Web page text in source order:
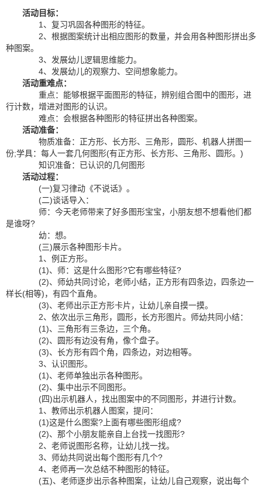
活动目标：
1、复习巩固各种图形的特征。
2、根据图案统计出相应图形的数量，并会用各种图形拼出多
种图案。
3、发展幼儿逻辑思维能力。
4、发展幼儿的观察力、空间想象能力。
活动重难点：
重点：能够根据平面图形的特征，辨别组合图中的图形，进
行计数，增进对图形的认识。
难点：会根据各种图形的特征拼出各种图案。
活动准备：
物质准备：正方形、长方形、三角形，圆形、机器人拼图一
份;学具：每人一套几何图形(有正方形、长方形、三角形、圆形。)
知识准备：已认识的几何图形
活动过程：
(一)复习律动《不说话》。
(二)谈话导入：
师：今天老师带来了好多图形宝宝，小朋友想不想看他们都
是谁呀?
幼：想。
(三)展示各种图形卡片。
1、例正方形。
(1)、师：这是什么图形?它有哪些特征?
(2)、师幼共同讨论，老师小结，正方形有四条边，四条边一
样长(相等)，有四个直角。
(3)、老师出示正方形卡片，让幼儿亲自摸一摸。
2、依次出示三角形，圆形，长方形图片。师幼共同小结：
(1)、三角形有三条边，三个角。
(2)、圆形有边没有角，像个盘子。
(3)、长方形有四个角，四条边，对边相等。
3、认识图形。
(1)、老师单独出示各种图形。
(2)、集中出示不同图形。
(四)出示机器人，找出图案中的不同图形，并进行计数。
1、教师出示机器人图案，提问：
(1)这是什么图案?上面有哪些图形组成?
(2)、那个小朋友能亲自上台找一找图形?
2、老师说图形名称，让幼儿找一找。
3、师幼共同说出每个图形有几个?
4、老师再一次总结不种图形的特征。
(五)、老师逐步出示各种图案，让幼儿自己观察，说出每个